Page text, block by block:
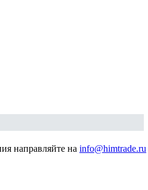
направляйте на info@himtrade.ru